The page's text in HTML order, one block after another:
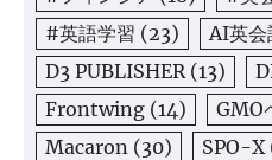
#英語学習 (23) AI英会
D3 PUBLISHER (13)
Frontwing (14) GMO
Macaron (30) SPO-X